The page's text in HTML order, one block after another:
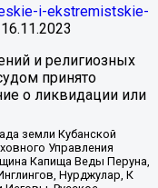
i-ekstremistskie-
16.11.2023
и религиозных
принято
о ликвидации или
земли Кубанской
Управления
Капища Веды Перуна,
Нурджулар, К